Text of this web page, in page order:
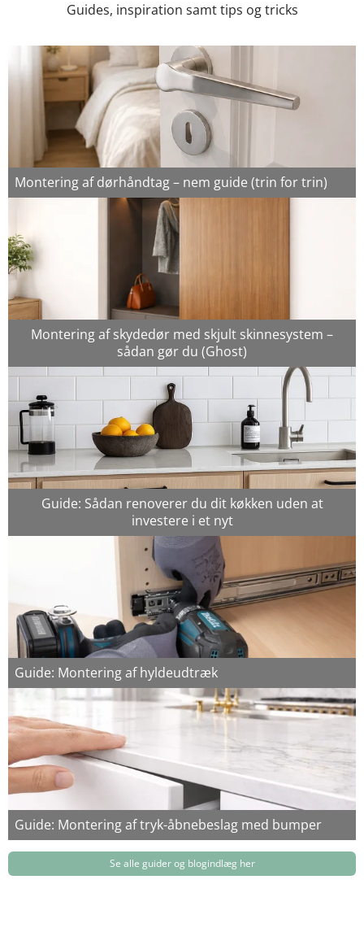
Guides, inspiration samt tips og tricks
Montering af dørhåndtag – nem guide (trin for trin)
Montering af skydedør med skjult skinnesystem –
sådan gør du (Ghost)
Guide: Sådan renoverer du dit køkken uden at
investere i et nyt
Guide: Montering af hyldeudtræk
Guide: Montering af tryk-åbnebeslag med bumper
Se alle guider og blogindlæg her